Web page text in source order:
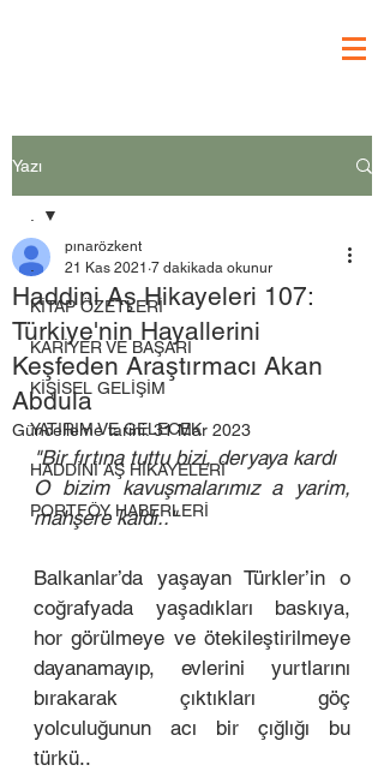
Yazı
.
KİTAP ÖZETLERİ
KARİYER VE BAŞARI
KİŞİSEL GELİŞİM
YATIRIM VE GELECEK
HADDİNİ AŞ HİKAYELERİ
PORTFÖY HABERLERİ
Haddini Aş Hikayeleri 107:
Türkiye'nin Hayallerini
Keşfeden Araştırmacı Akan
Abdula
pınarözkent
21 Kas 2021 7 dakikada okunur
Güncelleme tarihi:31 Mar 2023
"Bir fırtına tuttu bizi, deryaya kardı
O bizim kavuşmalarımız a yarim,
mahşere kaldı.."
Balkanlar’da yaşayan Türkler’in o
coğrafyada yaşadıkları baskıya,
hor görülmeye ve ötekileştirilmeye
dayanamayıp, evlerini yurtlarını
bırakarak çıktıkları göç
yolculuğunun acı bir çığlığı bu
türkü..